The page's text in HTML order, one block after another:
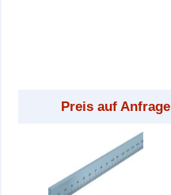
Preis auf Anfrage